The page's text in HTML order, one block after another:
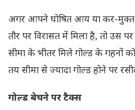
अगर आपने घोषित आय या कर-मुक्त
तौर पर विरासत में मिला है, तो उस पर
सीमा के भीतर मिले गोल्ड के गहनों
तय सीमा से ज्यादा गोल्ड होने पर
गोल्ड बेचने पर टैक्स